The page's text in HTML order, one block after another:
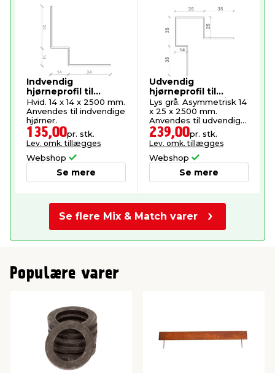
Indvendig
hjørneprofil til
facadebeklædning
Hvid. 14 x 14 x 2500 mm.
Anvendes til indvendige
hjørner.
135,00pr. stk.
Lev. omk. tillægges
Webshop
Se mere
Udvendig
hjørneprofil til
facadebeklædning
Lys grå. Asymmetrisk 14
x 25 x 2500 mm.
Anvendes til udvendige
hjørner.
239,00pr. stk.
Lev. omk. tillægges
Webshop
Se mere
Se flere Mix & Match varer
Populære varer